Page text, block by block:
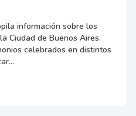
información sobre los
Ciudad de Buenos Aires.
celebrados en distintos